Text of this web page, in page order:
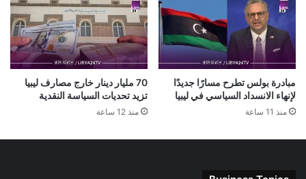
مبادرة بولس تطرح مسارًا جديدًا
لإنهاء الانسداد السياسي في ليبيا
منذ 11 ساعة
70 مليار دينار خارج مصارف ليبيا
تزيد تحديات السياسة النقدية
منذ 12 ساعة